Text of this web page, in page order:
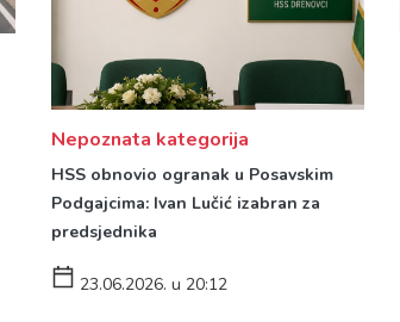
Nepoznata kategorija
HSS obnovio ogranak u Posavskim
Podgajcima: Ivan Lučić izabran za
predsjednika
23.06.2026. u 20:12